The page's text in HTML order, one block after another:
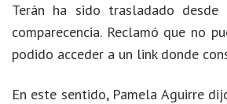
Terán ha sido trasladado
comparecencia. Reclamó que no
podido acceder a un link donde
En este sentido, Pamela Aguirre